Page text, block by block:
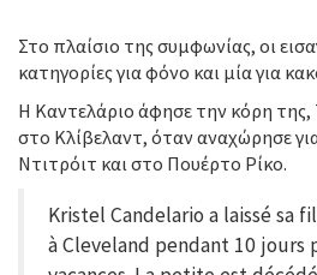
Στο πλαίσιο της συμφωνίας, οι
κατηγορίες για φόνο και μία για
Η Καντελάριο άφησε την κόρη της,
στο Κλίβελαντ, όταν αναχώρησε
Ντιτρόιτ και στο Πουέρτο Ρίκο.
Kristel Candelario a laissé sa
à Cleveland pendant 10 jours